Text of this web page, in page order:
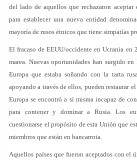
del lado de aquellos que rechazaron
para establecer una nueva entidad
mayoría de rusos étnicos que tiene simpatías
El fracaso de EEUU/occidente en Ucrania
marea. Nuevas oportunidades han surgido
Europa que estaba soñando con la tarta
apoyando a través de ellos, pueden restaurar
Europa se encontró a sí misma incapaz de
para contener y dominar a Rusia. Los
cuestionarse el propósito de esta Unión que
miembros que están en bancarrota.
Aquellos países que fueron aceptados con el